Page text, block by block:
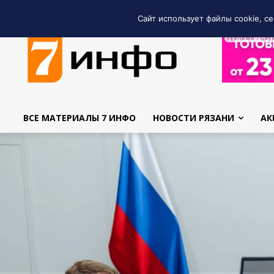
РЕКЛАМА •
ВСЕ МАТЕРИАЛЫ 7 ИНФО НОВОСТИ РЯЗАНИ
Сайт использует файлы cookie,